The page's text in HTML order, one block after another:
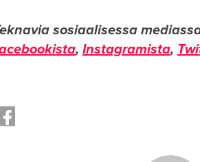
sosiaalisessa
, Instagramista,